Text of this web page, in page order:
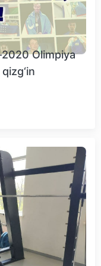
Olimpiya